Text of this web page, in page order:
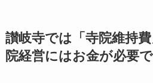
讃岐寺では「寺院維持
院経営にはお金が必要